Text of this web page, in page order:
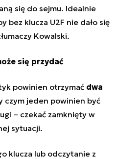
się do sejmu. Idealnie
bez klucza U2F nie dało się
Kowalski.
się przydać
powinien otrzymać dwa
czym jeden powinien być
– czekać zamknięty w
sytuacji.
klucza lub odczytanie z